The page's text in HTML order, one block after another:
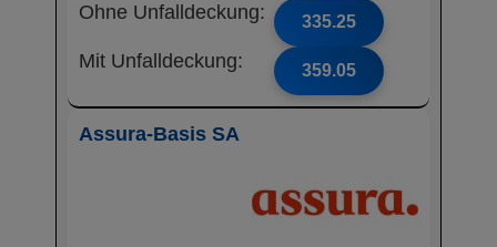
Ohne Unfalldeckung: 335.25
Mit Unfalldeckung: 359.05
Assura-Basis SA